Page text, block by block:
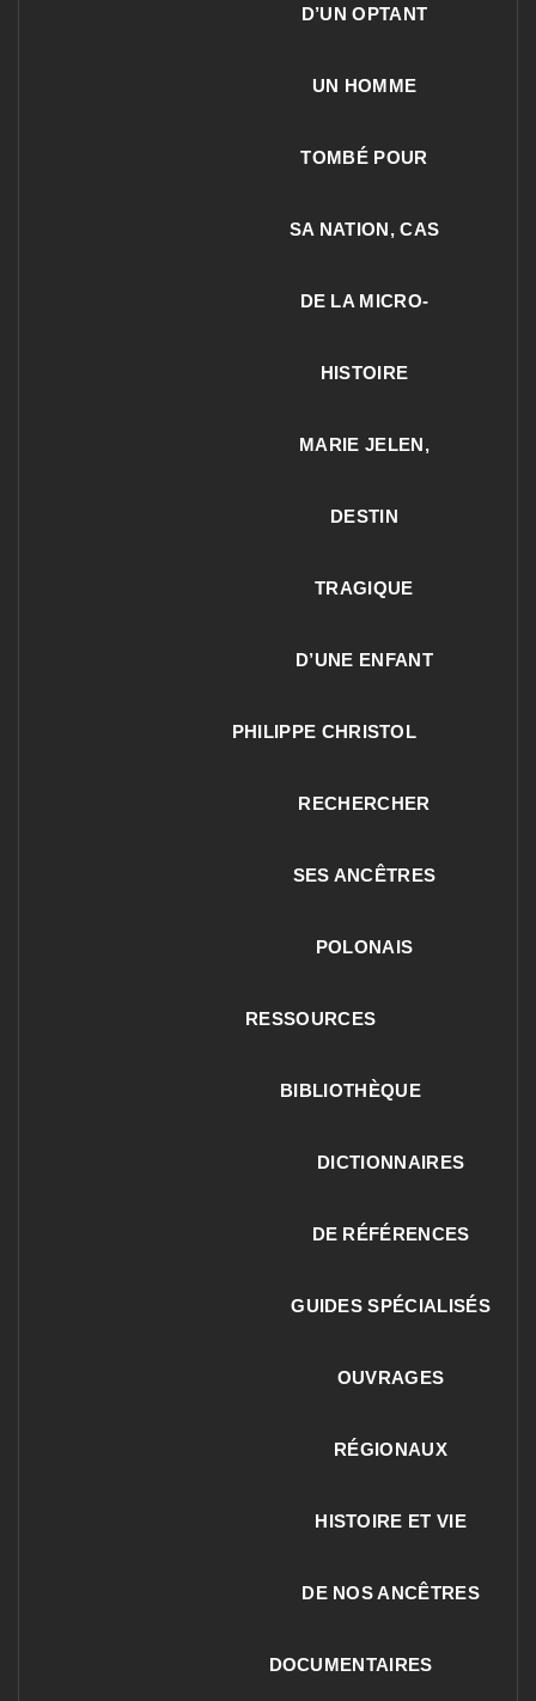
D’UN OPTANT
UN HOMME
TOMBÉ POUR
SA NATION, CAS
DE LA MICRO-
HISTOIRE
MARIE JELEN,
DESTIN
TRAGIQUE
D’UNE ENFANT
PHILIPPE CHRISTOL
RECHERCHER
SES ANCÊTRES
POLONAIS
RESSOURCES
BIBLIOTHÈQUE
DICTIONNAIRES
DE RÉFÉRENCES
GUIDES SPÉCIALISÉS
OUVRAGES
RÉGIONAUX
HISTOIRE ET VIE
DE NOS ANCÊTRES
DOCUMENTAIRES